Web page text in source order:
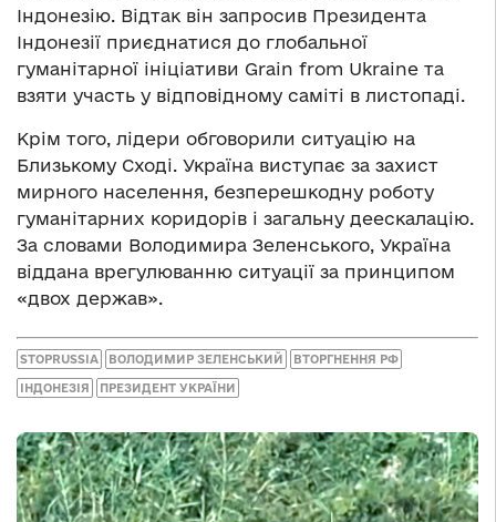
Індонезію. Відтак він запросив Президента
Індонезії приєднатися до глобальної
гуманітарної ініціативи Grain from Ukraine та
взяти участь у відповідному саміті в листопаді.
Крім того, лідери обговорили ситуацію на
Близькому Cході. Україна виступає за захист
мирного населення, безперешкодну роботу
гуманітарних коридорів і загальну деескалацію.
За словами Володимира Зеленського, Україна
віддана врегулюванню ситуації за принципом
«двох держав».
STOPRUSSIA ВОЛОДИМИР ЗЕЛЕНСЬКИЙ ВТОРГНЕННЯ РФ
ІНДОНЕЗІЯ ПРЕЗИДЕНТ УКРАЇНИ